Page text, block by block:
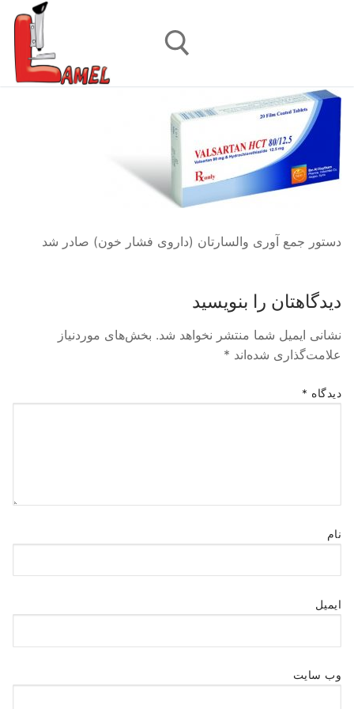
جستجو برای:
دستور جمع آوری والسارتان (داروی فشار خون) صادر شد
دیدگاهتان را بنویسید
نشانی ایمیل شما منتشر نخواهد شد. بخش‌های موردنیاز
علامت‌گذاری شده‌اند *
دیدگاه *
نام
ایمیل
وب‌ سایت